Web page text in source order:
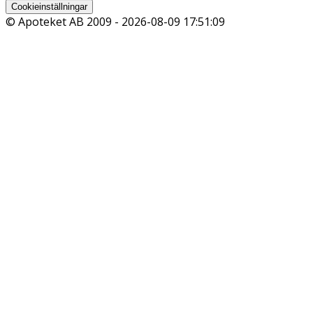
Cookieinställningar
© Apoteket AB 2009 - 2026-08-09 17:51:09